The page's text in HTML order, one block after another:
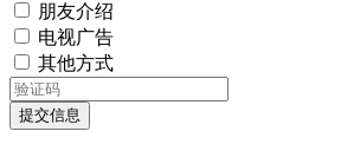
朋友介绍
电视广告
其他方式
提交信息